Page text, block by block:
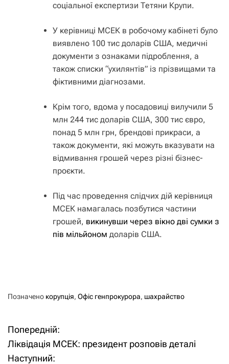
соціальної експертизи Тетяни Крупи.
У керівниці МСЕК в робочому кабінеті було
виявлено 100 тис доларів США, медичні
документи з ознаками підроблення, а
також списки “ухилянтів” із прізвищами та
фіктивними діагнозами.
Крім того, вдома у посадовиці вилучили 5
млн 244 тис доларів США, 300 тис євро,
понад 5 млн грн, брендові прикраси, а
також документи, які можуть вказувати на
відмивання грошей через різні бізнес-
проєкти.
Під час проведення слідчих дій керівниця
МСЕК намагалась позбутися частини
грошей, викинувши через вікно дві сумки з
пів мільйоном доларів США.
Позначено корупція, Офіс генпрокурора, шахрайство
Н
а
Попередній:
Ліквідація МСЕК: президент розповів деталі
Наступний: